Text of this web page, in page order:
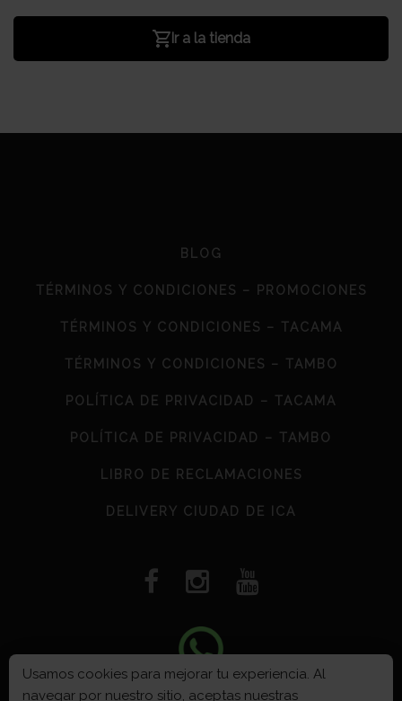
Ir a la tienda
BLOG
TÉRMINOS Y CONDICIONES – PROMOCIONES
TÉRMINOS Y CONDICIONES – TACAMA
TÉRMINOS Y CONDICIONES – TAMBO
POLÍTICA DE PRIVACIDAD – TACAMA
POLÍTICA DE PRIVACIDAD – TAMBO
LIBRO DE RECLAMACIONES
DELIVERY CIUDAD DE ICA
Usamos cookies para mejorar tu experiencia. Al
navegar por nuestro sitio, aceptas nuestras